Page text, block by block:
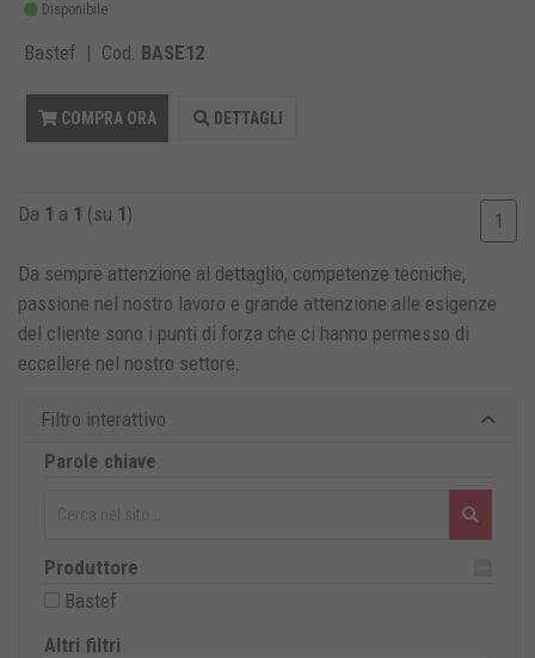
Filtro interattivo
Parole chiave
Produttore
Bastef
Altri filtri
Disponibile
Bastef | Cod. BASE12
COMPRA ORA DETTAGLI
Da 1 a 1 (su 1) 1
Da sempre attenzione al dettaglio, competenze tecniche,
passione nel nostro lavoro e grande attenzione alle esigenze
del cliente sono i punti di forza che ci hanno permesso di
eccellere nel nostro settore.